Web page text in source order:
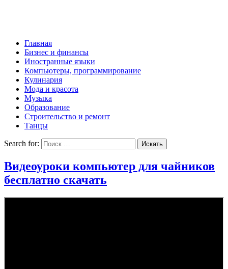
Главная
Бизнес и финансы
Иностранные языки
Компьютеры, программирование
Кулинария
Мода и красота
Музыка
Образование
Строительство и ремонт
Танцы
Search for:
Видеоуроки компьютер для чайников
бесплатно скачать